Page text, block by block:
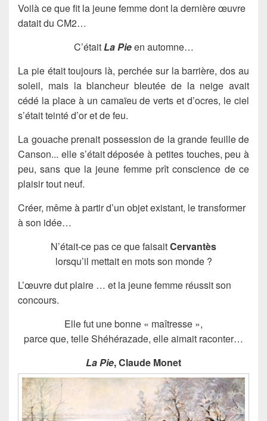
Voilà ce que fit la jeune femme dont la dernière œuvre
datait du CM2…
C’était La Pieen automne…
La pie était toujours là, perchée sur la barrière, dos au
soleil, mais la blancheur bleutée de la neige avait
cédé la place à un camaïeu de verts et d’ocres, le ciel
s’était teinté d’or et de feu.
La gouache prenait possession de la grande feuille de
Canson... elle s’était déposée à petites touches, peu à
peu, sans que la jeune femme prît conscience de ce
plaisir tout neuf.
Créer, même à partir d’un objet existant, le transformer
à son idée…
N’était-ce pas ce que faisaitCervantès
lorsqu’il mettait en mots son monde ?
L’œuvre dut plaire … et la jeune femme réussit son
concours.
Elle fut une bonne « maîtresse »,
parce que, telle Shéhérazade, elle aimait raconter…
La Pie, Claude Monet